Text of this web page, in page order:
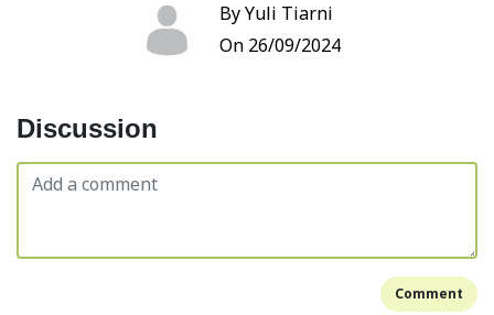
By Yuli Tiarni
On 26/09/2024
Discussion
Comment